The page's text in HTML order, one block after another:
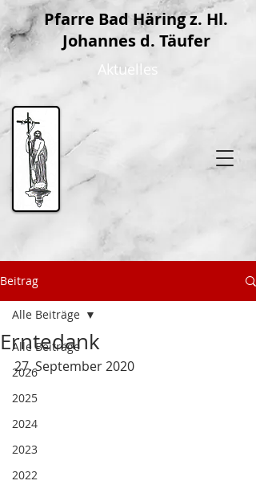
Pfarre Bad Häring z. Hl.
Johannes d. Täufer
Aktuelles
Beitrag
Alle Beiträge
2026
2025
2024
2023
2022
Alle Beiträge
Erntedank
27. September 2020